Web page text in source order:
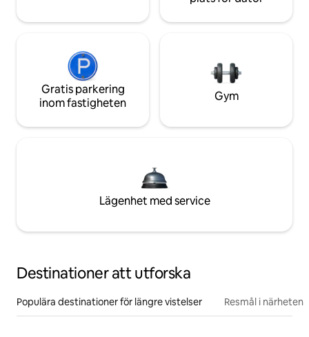
Gratis parkering
inom fastigheten
Gym
Lägenhet med service
Destinationer att utforska
Populära destinationer för längre vistelser Resmål i närheten